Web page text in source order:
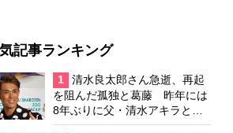
記事ランキング
1
清水良太郎さん急逝、再起
を阻んだ孤独と葛藤 昨年には
8年ぶりに父・清水アキラと共
演、本格的な活動再開に向かっ